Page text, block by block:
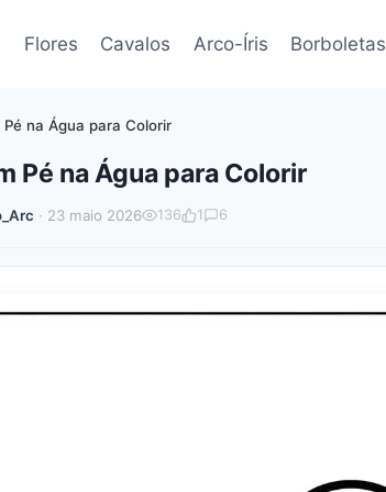
Flores Cavalos Arco-Íris Borboletas
na Água para Colorir
Pé na Água para Colorir
· 23 maio 2026 136 1 6